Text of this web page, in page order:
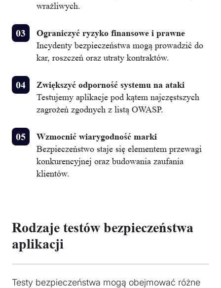
wrażliwych.
Ograniczyć ryzyko finansowe i prawne
Incydenty bezpieczeństwa mogą prowadzić do
kar, roszczeń oraz utraty kontraktów.
Zwiększyć odporność systemu na ataki
Testujemy aplikacje pod kątem najczęstszych
zagrożeń zgodnych z listą OWASP.
Wzmocnić wiarygodność marki
Bezpieczeństwo staje się elementem przewagi
konkurencyjnej oraz budowania zaufania
klientów.
Rodzaje testów bezpieczeństwa
aplikacji
Testy bezpieczeństwa mogą obejmować różne